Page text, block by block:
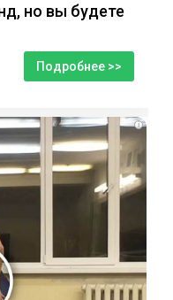
но вы будете
Подробнее >>
i